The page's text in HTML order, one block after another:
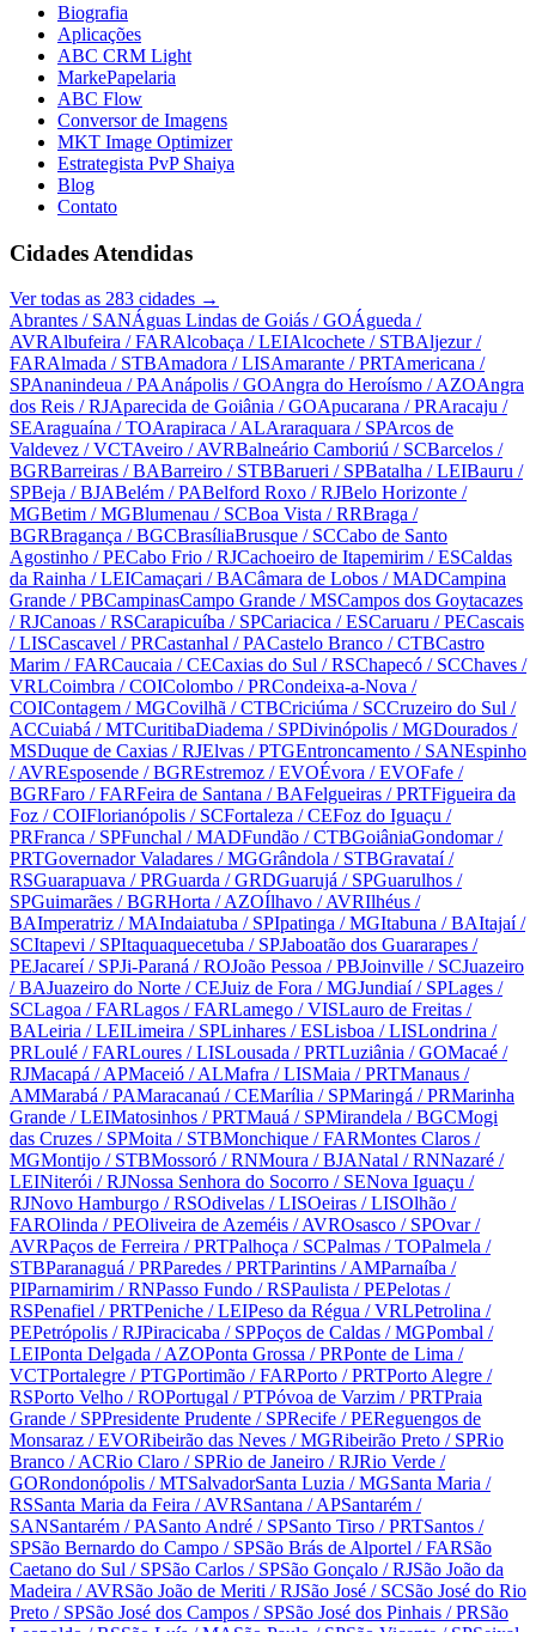
Biografia
Aplicações
ABC CRM Light
MarkePapelaria
ABC Flow
Conversor de Imagens
MKT Image Optimizer
Estrategista PvP Shaiya
Blog
Contato
Cidades Atendidas
Ver todas as 283 cidades →
Abrantes / SANÁguas Lindas de Goiás / GOÁgueda /
AVRAlbufeira / FARAlcobaça / LEIAlcochete / STBAljezur/
FARAlmada / STBAmadora / LISAmarante / PRTAmericana /
SPAnanindeua / PAAnápolis / GOAngra do Heroísmo / AZOAngra
dos Reis / RJAparecida de Goiânia / GOApucarana / PRAracaju /
SEAraguaína / TOArapiraca / ALAraraquara / SPArcos de
Valdevez / VCTAveiro / AVRBalneário Camboriú / SCBarcelos /
BGRBarreiras / BABarreiro / STBBarueri / SPBatalha / LEIBauru /
SPBeja / BJABelém / PABelford Roxo / RJBelo Horizonte /
MGBetim / MGBlumenau / SCBoa Vista / RRBraga /
BGRBragança / BGCBrasíliaBrusque / SCCabo de Santo
Agostinho / PECabo Frio / RJCachoeiro de Itapemirim / ESCaldas
da Rainha / LEICamaçari / BACâmara de Lobos / MADCampina
Grande / PBCampinasCampo Grande / MSCampos dos Goytacazes
/ RJCanoas / RSCarapicuíba / SPCariacica / ESCaruaru / PECascais
/ LISCascavel / PRCastanhal / PACastelo Branco / CTBCastro
Marim / FARCaucaia / CECaxias do Sul / RSChapecó / SCChaves /
VRLCoimbra / COIColombo / PRCondeixa-a-Nova /
COIContagem / MGCovilhã / CTBCriciúma / SCCruzeiro do Sul /
ACCuiabá / MTCuritibaDiadema / SPDivinópolis / MGDourados /
MSDuque de Caxias / RJElvas / PTGEntroncamento / SANEspinho
/ AVREsposende / BGREstremoz / EVOÉvora / EVOFafe /
BGRFaro / FARFeira de Santana / BAFelgueiras / PRTFigueira da
Foz / COIFlorianópolis / SCFortaleza / CEFoz do Iguaçu /
PRFranca / SPFunchal / MADFundão / CTBGoiâniaGondomar/
PRTGovernador Valadares / MGGrândola / STBGravataí/
RSGuarapuava / PRGuarda / GRDGuarujá / SPGuarulhos /
SPGuimarães / BGRHorta / AZOÍlhavo / AVRIlhéus /
BAImperatriz / MAIndaiatuba / SPIpatinga / MGItabuna / BAItajaí/
SCItapevi / SPItaquaquecetuba / SPJaboatão dos Guararapes /
PEJacareí/ SPJi-Paraná / ROJoão Pessoa / PBJoinville / SCJuazeiro
/ BAJuazeiro do Norte / CEJuiz de Fora / MGJundiaí/ SPLages /
SCLagoa / FARLagos / FARLamego / VISLauro de Freitas /
BALeiria / LEILimeira / SPLinhares / ESLisboa / LISLondrina /
PRLoulé / FARLoures / LISLousada / PRTLuziânia / GOMacaé /
RJMacapá / APMaceió / ALMafra / LISMaia / PRTManaus /
AMMarabá / PAMaracanaú / CEMarília / SPMaringá / PRMarinha
Grande / LEIMatosinhos / PRTMauá / SPMirandela / BGCMogi
das Cruzes / SPMoita / STBMonchique / FARMontes Claros /
MGMontijo / STBMossoró / RNMoura / BJANatal / RNNazaré /
LEINiterói / RJNossa Senhora do Socorro / SENova Iguaçu /
RJNovo Hamburgo / RSOdivelas / LISOeiras / LISOlhão /
FAROlinda / PEOliveira de Azeméis / AVROsasco / SPOvar/
AVRPaços de Ferreira / PRTPalhoça / SCPalmas / TOPalmela /
STBParanaguá / PRParedes / PRTParintins / AMParnaíba /
PIParnamirim / RNPasso Fundo / RSPaulista / PEPelotas /
RSPenafiel / PRTPeniche / LEIPeso da Régua / VRLPetrolina /
PEPetrópolis / RJPiracicaba / SPPoços de Caldas / MGPombal /
LEIPonta Delgada / AZOPonta Grossa / PRPonte de Lima /
VCTPortalegre / PTGPortimão / FARPorto / PRTPorto Alegre /
RSPorto Velho / ROPortugal / PTPóvoa de Varzim / PRTPraia
Grande / SPPresidente Prudente / SPRecife / PEReguengos de
Monsaraz / EVORibeirão das Neves / MGRibeirão Preto / SPRio
Branco / ACRio Claro / SPRio de Janeiro / RJRio Verde /
GORondonópolis / MTSalvadorSanta Luzia / MGSanta Maria /
RSSanta Maria da Feira / AVRSantana / APSantarém /
SANSantarém / PASanto André / SPSanto Tirso / PRTSantos /
SPSão Bernardo do Campo / SPSão Brás de Alportel / FARSão
Caetano do Sul / SPSão Carlos / SPSão Gonçalo / RJSão João da
Madeira / AVRSão João de Meriti / RJSão José / SCSão José do Rio
Preto / SPSão José dos Campos / SPSão José dos Pinhais / PRSão